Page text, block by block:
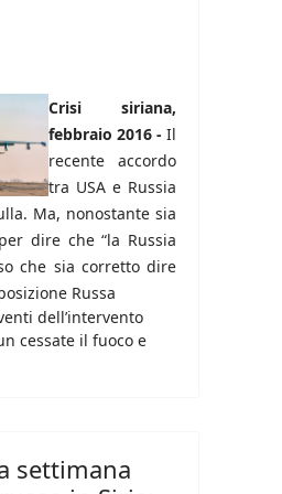
Crisi siriana,
febbraio 2016 - Il
recente accordo
tra USA e Russia
Ma, nonostante sia
dire che “la Russia
che sia corretto dire
Russa
dell’intervento
cessate il fuoco e
settimana